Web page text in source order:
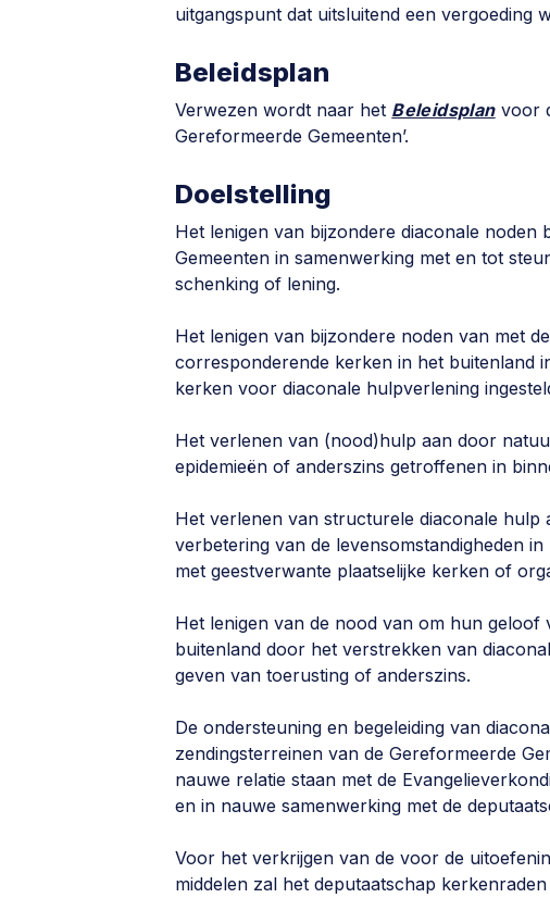
uitgangspunt dat uitsluitend een vergoeding
Beleidsplan
Verwezen wordt naar het Beleidsplanvoor
Gereformeerde Gemeenten’.
Doelstelling
Het lenigen van bijzondere diaconale noden
Gemeenten in samenwerking met en tot
schenking of lening.
Het lenigen van bijzondere noden van met
corresponderende kerken in het buitenland
kerken voor diaconale hulpverlening
Het verlenen van (nood)hulp aan door
epidemieën of anderszins getroffenen in
Het verlenen van structurele diaconale hulp
verbetering van de levensomstandigheden
met geestverwante plaatselijke kerken of
Het lenigen van de nood van om hun
buitenland door het verstrekken van
geven van toerusting of anderszins.
De ondersteuning en begeleiding van
zendingsterreinen van de Gereformeerde
nauwe relatie staan met de
en in nauwe samenwerking met de
Voor het verkrijgen van de voor de
middelen zal het deputaatschap